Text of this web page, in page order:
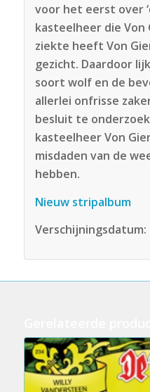
voor het eerst over
kasteelheer die Von
ziekte heeft Von
gezicht. Daardoor
soort wolf en de
allerlei onfrisse
besluit te
kasteelheer Von
misdaden van de
hebben.
Nieuw stripalbum
Verschijningsdatum: